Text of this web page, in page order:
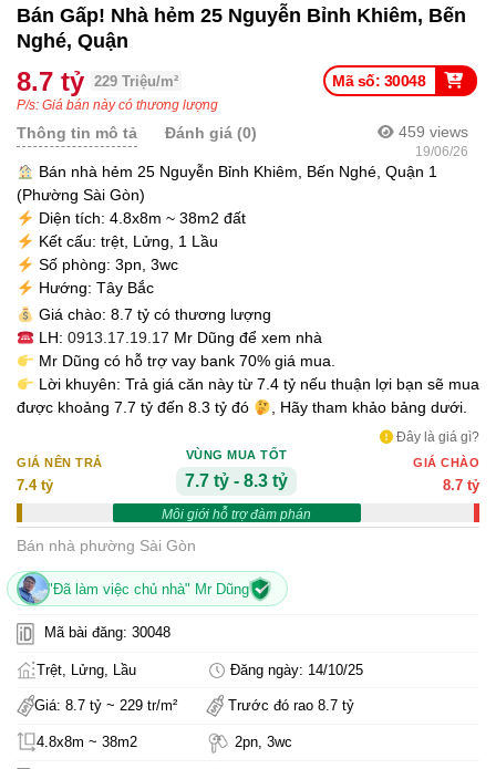
Bán Gấp! Nhà hẻm 25 Nguyễn Bỉnh Khiêm, Bến
Nghé, Quận
Mã số: 30048
8.7 tỷ 229 Triệu/m²
P/s: Giá bán này có thương lượng
459 views
19/06/26
Thông tin mô tả Đánh giá (0)
Bán nhà hẻm 25 Nguyễn Bỉnh Khiêm, Bến Nghé, Quận 1
(Phường Sài Gòn)
Diện tích: 4.8x8m ~ 38m2 đất
Kết cấu: trệt, Lửng, 1 Lầu
Số phòng: 3pn, 3wc
Hướng: Tây Bắc
Giá chào: 8.7 tỷ có thương lượng
LH: 0913.17.19.17 Mr Dũng để xem nhà
Mr Dũng có hỗ trợ vay bank 70% giá mua.
Lời khuyên: Trả giá căn này từ 7.4 tỷ nếu thuận lợi bạn sẽ mua
được khoảng 7.7 tỷ đến 8.3 tỷ đó
, Hãy tham khảo bảng dưới.
Đây là giá gì?
GIÁ NÊN TRẢ
7.4 tỷ
VÙNG MUA TỐT
7.7 tỷ - 8.3 tỷ
Môi giới hỗ trợ đàm phán
GIÁ CHÀO
8.7 tỷ
Bán nhà phường Sài Gòn
"Đã làm việc chủ nhà" Mr Dũng
Mã bài đăng: 30048
Trệt, Lửng, Lầu Đăng ngày: 14/10/25
Giá: 8.7 tỷ ~ 229 tr/m² Trước đó rao 8.7 tỷ
4.8x8m ~ 38m2 2pn, 3wc